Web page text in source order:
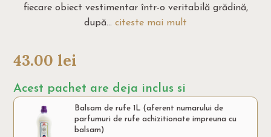
fiecare obiect vestimentar într-o veritabilă grădină,
după... citeste mai mult
43.00 lei
Acest pachet are deja inclus si
Balsam de rufe 1L (aferent numarului de
parfumuri de rufe achizitionate impreuna cu
balsam)